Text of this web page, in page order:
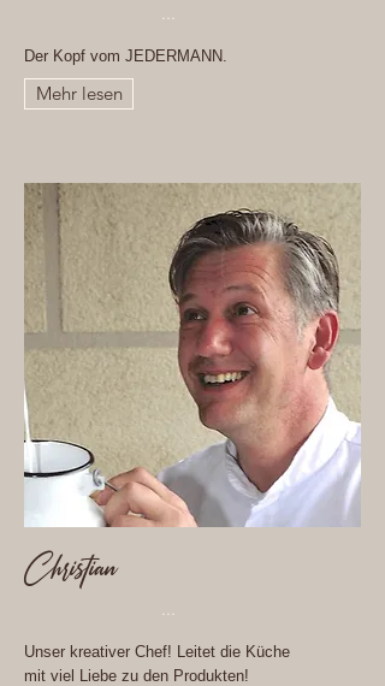
...
Der Kopf vom JEDERMANN.
Mehr lesen
Christian
...
Unser kreativer Chef! Leitet die Küche
mit viel Liebe zu den Produkten!